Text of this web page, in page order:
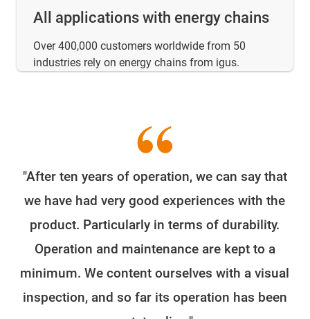
All applications with energy chains
Over 400,000 customers worldwide from 50
industries rely on energy chains from igus.
"After ten years of operation, we can say that
we have had very good experiences with the
product. Particularly in terms of durability.
Operation and maintenance are kept to a
minimum. We content ourselves with a visual
inspection, and so far its operation has been